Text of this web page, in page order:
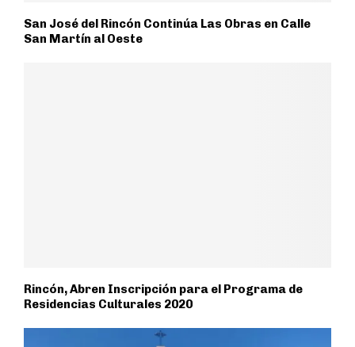
San José del Rincón Continúa Las Obras en Calle
San Martín al Oeste
Rincón, Abren Inscripción para el Programa de
Residencias Culturales 2020